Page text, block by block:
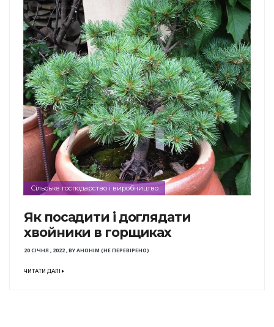
Сільське господарство і виробництво
Як посадити і доглядати
хвойники в горщиках
20 СІЧНЯ , 2022,BYАНОНІМ (НЕ ПЕРЕВІРЕНО)
ЧИТАТИ ДАЛІ